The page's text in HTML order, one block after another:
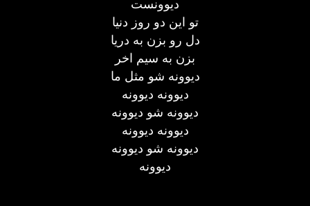
دیوونست
تو این دو روز دنیا
دل رو بزن به دریا
بزن به سیم اخر
دیوونه شو مثل ما
دیوونه دیوونه
دیوونه شو دیوونه
دیوونه دیوونه
دیوونه شو دیوونه
دیوونه